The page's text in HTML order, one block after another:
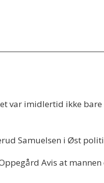
var imidlertid ikke
Samuelsen i Øst
Avis at mannen